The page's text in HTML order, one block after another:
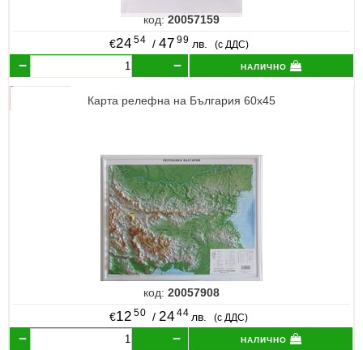
код: 20057159
€24 54 /47 99 лв. (с ДДС)
налично
Карта релефна на България 60х45
код: 20057908
€12 50 / 24 44 лв. (с ДДС)
налично